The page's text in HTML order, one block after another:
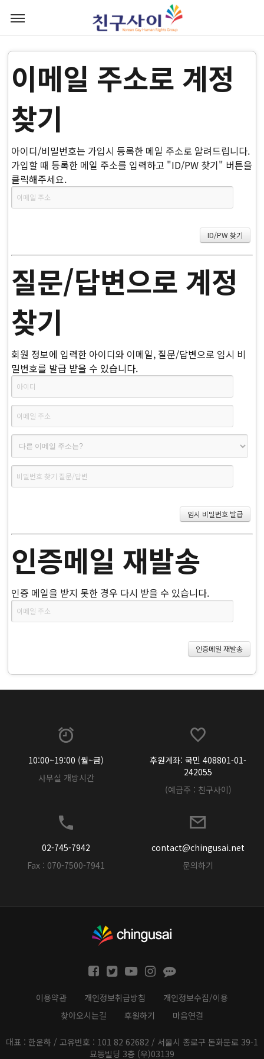
이메일 주소로 계정
찾기
아이디/비밀번호는 가입시 등록한 메일 주소로 알려드립니다.
가입할 때 등록한 메일 주소를 입력하고 "ID/PW 찾기" 버튼을
클릭해주세요.
질문/답변으로 계정
찾기
회원 정보에 입력한 아이디와 이메일, 질문/답변으로 임시 비
밀번호를 발급 받을 수 있습니다.
인증메일 재발송
인증 메일을 받지 못한 경우 다시 받을 수 있습니다.
10:00~19:00 (월~금)
사무실 개방시간
후원계좌: 국민 408801-01-
242055
(예금주 : 친구사이)
02-745-7942
Fax : 070-7500-7941
contact@chingusai.net
문의하기
이용약관 개인정보취급방침
개인정보수집/이용
찾아오시는길
후원하기 마음연결
대표 : 한윤하 / 고유번호 : 101 82 62682 / 서울시 종로구 돈화문로 39-1
묘동빌딩 3층 (우)03139